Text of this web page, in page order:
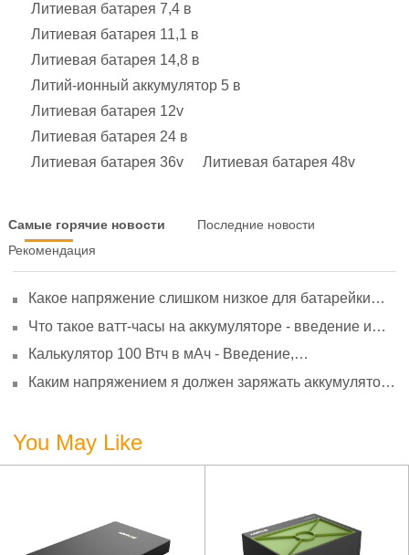
Литиевая батарея 7,4 в
Литиевая батарея 11,1 в
Литиевая батарея 14,8 в
Литий-ионный аккумулятор 5 в
Литиевая батарея 12v
Литиевая батарея 24 в
Литиевая батарея 36v
Литиевая батарея 48v
Самые горячие новости
Последние новости
Рекомендация
Какое напряжение слишком низкое для батарейки
старение
Что такое ватт-часы на аккумуляторе - введение и
Калькулятор 100 Втч в мАч - Введение,
Каким напряжением я должен заряжать аккумулятор
You May Like